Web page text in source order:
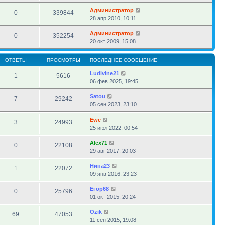
0 339844
Администратор
28 апр 2010, 10:11
0 352254
Администратор
20 окт 2009, 15:08
ОТВЕТЫ ПРОСМОТРЫ ПОСЛЕДНЕЕ СООБЩЕНИЕ
1 5616
Ludivine21
06 фев 2025, 19:45
7 29242
Satou
05 сен 2023, 23:10
3 24993
Ewe
25 июл 2022, 00:54
0 22108
Alex71
29 авг 2017, 20:03
1 22072
Нина23
09 янв 2016, 23:23
0 25796
Егор68
01 окт 2015, 20:24
69 47053
Ozik
11 сен 2015, 19:08